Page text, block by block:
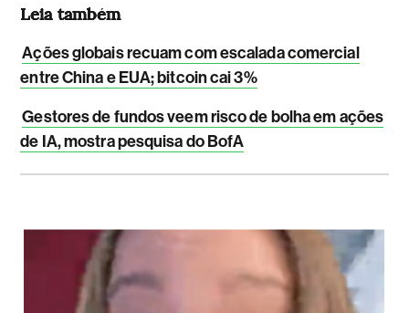
Leia também
Ações globais recuam com escalada comercial
entre China e EUA; bitcoin cai 3%
Gestores de fundos veem risco de bolha em ações
de IA, mostra pesquisa do BofA